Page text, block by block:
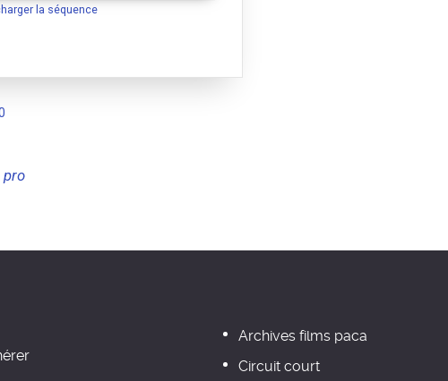
la séquence
pro
Archives films paca
Circuit court